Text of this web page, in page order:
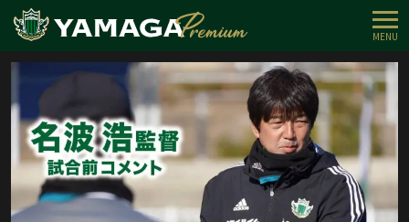
MENU